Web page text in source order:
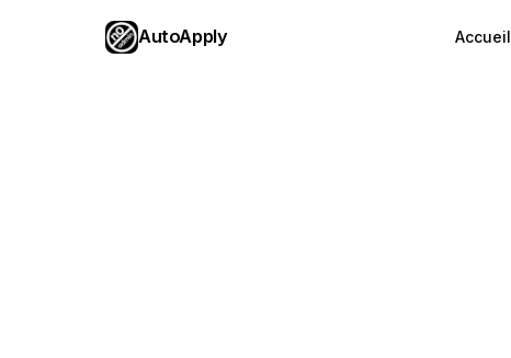
AutoApply Accueil